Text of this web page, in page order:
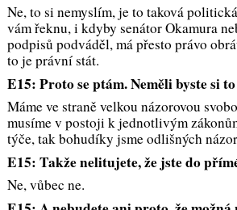
Ne, to si nemyslím, je to taková
vám řeknu, i kdyby senátor Okamura
podpisů podváděl, má přesto právo
to je právní stát.
E15: Proto se ptám. Neměli byste si
Máme ve straně velkou názorovou
musíme v postoji k jednotlivým
týče, tak bohudíky jsme odlišných
E15: Takže nelitujete, že jste do
Ne, vůbec ne.